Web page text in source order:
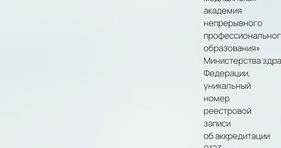
академия
непрерывного
образования»
Министерства
Федерации,
уникальный
номер
реестровой
записи
об аккредитации